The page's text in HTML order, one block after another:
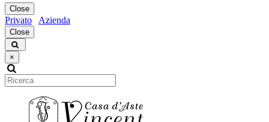
Close
Privato Azienda
Close
×